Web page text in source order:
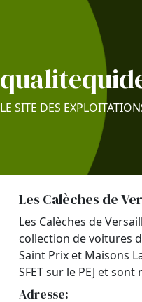
LE SITE DES
Les Calèches de
Les Calèches de
collection de voitures
Saint Prix et Maisons
SFET sur le PEJ et
Adresse: